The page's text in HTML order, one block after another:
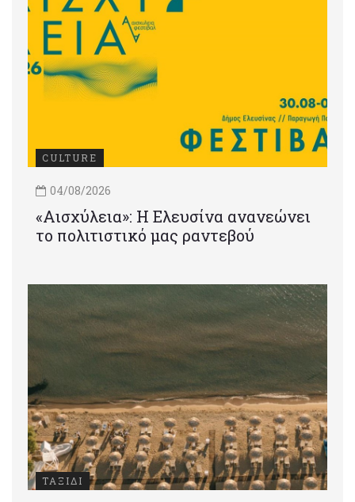
CULTURE
04/08/2026
«Αισχύλεια»: Η Ελευσίνα ανανεώνει
το πολιτιστικό μας ραντεβού
ΤΑΞΙΔΙ